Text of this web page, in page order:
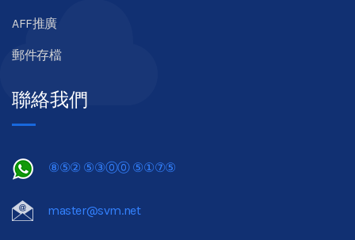
AFF推廣
郵件存檔
聯絡我們
⑧⑤② ⑤③⓪⓪ ⑤①⑦⑤
master@svm.net